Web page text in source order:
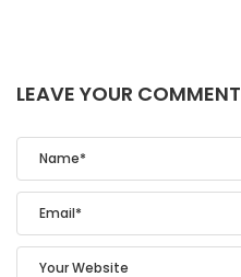
LEAVE YOUR COMMENT